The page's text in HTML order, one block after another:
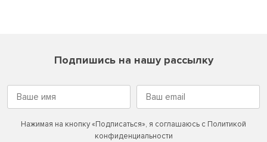
Подпишись на нашу рассылку
Нажимая на кнопку «Подписаться», я соглашаюсь с Политикой
конфиденциальности